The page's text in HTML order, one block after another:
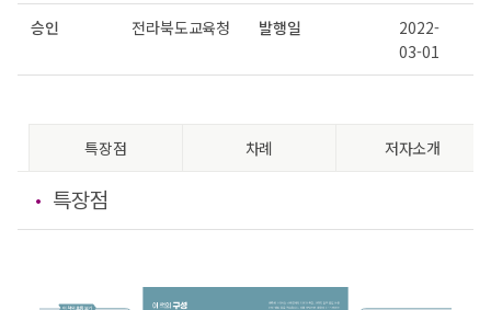
승인 전라북도교육청 발행일
2022-
03-01
특장점 차례 저자소개
특장점